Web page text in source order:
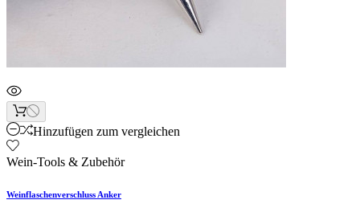
Hinzufügen zum vergleichen
Wein-Tools & Zubehör
Weinflaschenverschluss Anker